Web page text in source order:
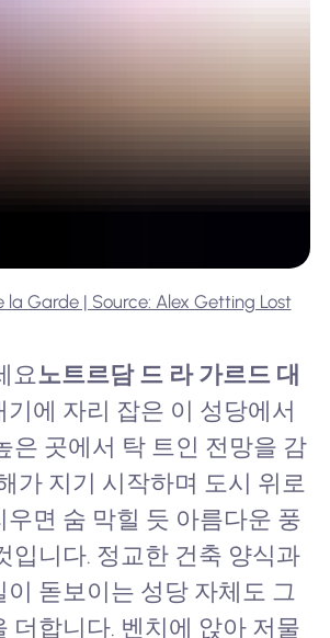
Garde | Source: Alex Getting Lost
요노트르담 드 라 가르드 대
기에 자리 잡은 이 성당에서
은 곳에서 탁 트인 전망을 감
가 지기 시작하며 도시 위로
면 숨 막힐 듯 아름다운 풍
입니다. 정교한 건축 양식과
이 돋보이는 성당 자체도 그
더합니다. 벤치에 앉아 저물